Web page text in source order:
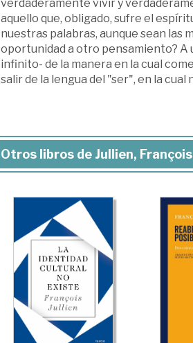
verdaderamente vivir y
aquello que, obligado, sufre el
nuestras palabras, aunque sean las
oportunidad a otro pensamiento? A
infinito- de la manera en la cual
salir de la lengua del "ser", en la
Otros libros de Jullien, François